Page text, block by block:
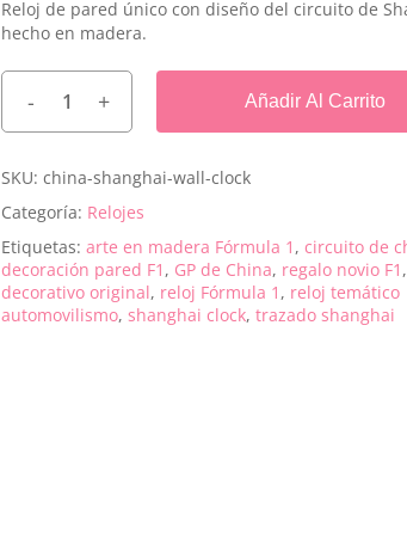
Reloj de pared único con diseño del circuito de
hecho en madera.
Añadir Al Carrito
SKU:china-shanghai-wall-clock
Categoría: Relojes
Etiquetas:arte en madera Fórmula 1 ,circuito de
decoración pared F1 , GP de China, regalo novio F1 ,
decorativo original, reloj Fórmula 1 , reloj temático
automovilismo,shanghai clock,trazado shanghai